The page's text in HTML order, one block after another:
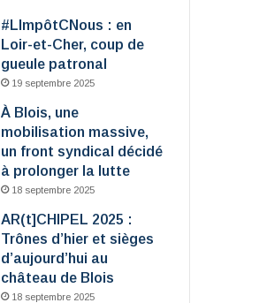
#LImpôtCNous : en
Loir-et-Cher, coup de
gueule patronal
19 septembre 2025
À Blois, une
mobilisation massive,
un front syndical décidé
à prolonger la lutte
18 septembre 2025
AR(t]CHIPEL 2025 :
Trônes d’hier et sièges
d’aujourd’hui au
château de Blois
18 septembre 2025